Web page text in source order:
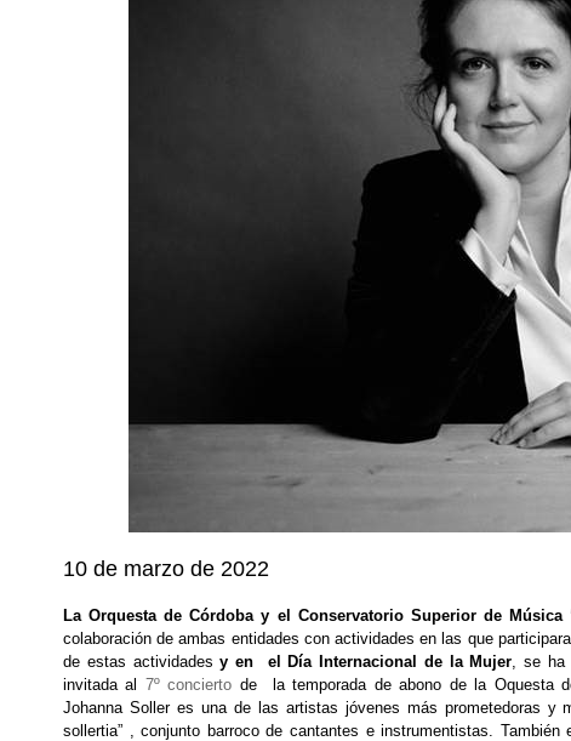
10 de marzo de 2022
La Orquesta de Córdoba y el Conservatorio Superior de Música
colaboración de ambas entidades con actividades en las que
de estas actividadesy en el Día Internacional de la Mujer, se ha
invitada al 7º concierto de la temporada de abono de la Oquesta
Johanna Soller es una de las artistas jóvenes más prometedoras y
sollertia” , conjunto barroco de cantantes e instrumentistas.